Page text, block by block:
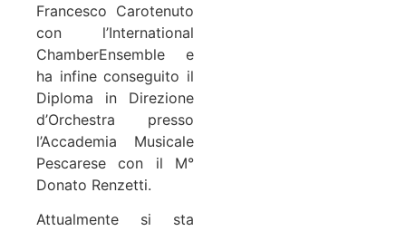
Francesco Carotenuto
con l’International
ChamberEnsemble e
ha infine conseguito il
Diploma in Direzione
d’Orchestra presso
l’Accademia Musicale
Pescarese con il M°
Donato Renzetti.
Attualmente si sta